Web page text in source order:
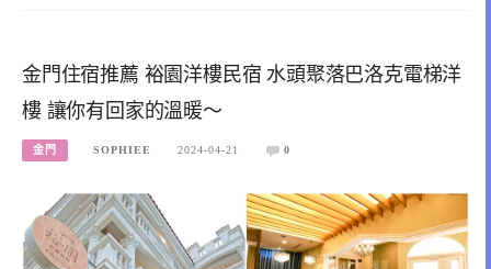
金門住宿推薦 裕園洋樓民宿 水頭聚落巴洛克電梯洋
樓 讓你有回家的溫暖～
金門 SOPHIEE 2024-04-21 0